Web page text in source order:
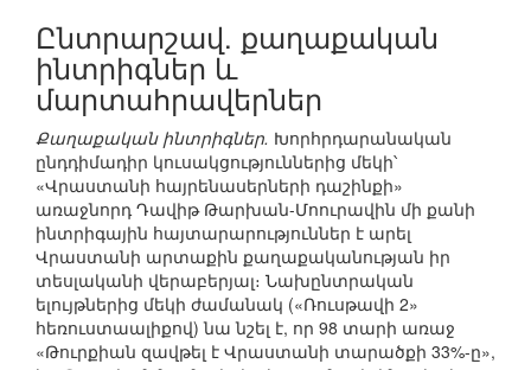
Ընտրարշավ. քաղաքական
ինտրիգներ և
մարտահրավերներ
Քաղաքական ինտրիգներ. Խորհրդարանական
ընդդիմադիր կուսակցություններից մեկի՝
«Վրաստանի հայրենասերների դաշինքի»
առաջնորդ Դավիթ Թարխան-Մոուրավին մի քանի
ինտրիգային հայտարարություններ է արել
Վրաստանի արտաքին քաղաքականության իր
տեսլականի վերաբերյալ։ Նախընտրական
ելույթներից մեկի ժամանակ («Ռուսթավի 2»
հեռուստաալիքով) նա նշել է, որ 98 տարի առաջ
«Թուրքիան զավթել է Վրաստանի տարածքի 33%-ը»,